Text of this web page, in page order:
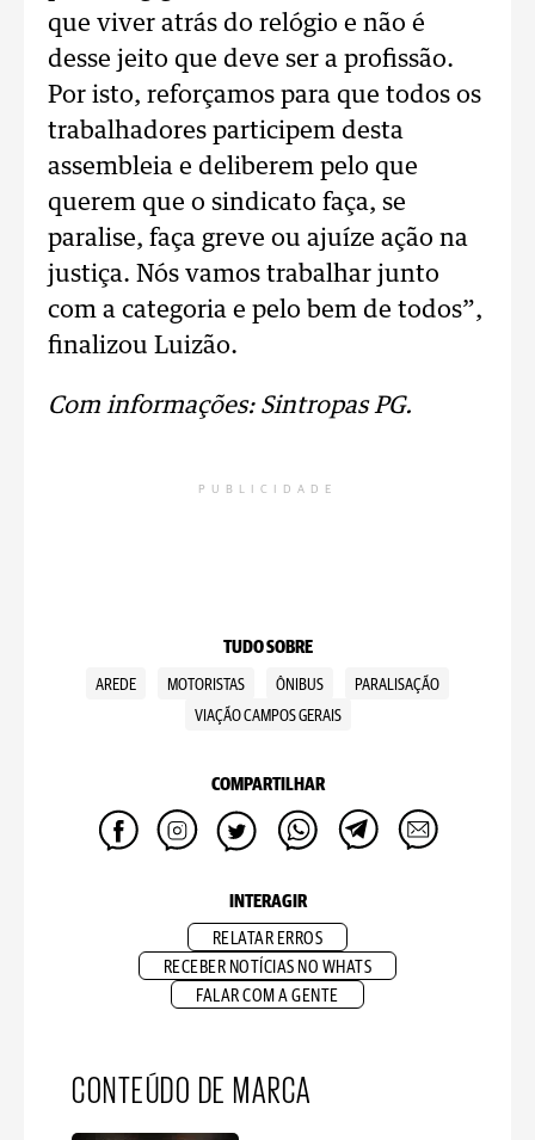
que viver atrás do relógio e não é
desse jeito que deve ser a profissão.
Por isto, reforçamos para que todos os
trabalhadores participem desta
assembleia e deliberem pelo que
querem que o sindicato faça, se
paralise, faça greve ou ajuíze ação na
justiça. Nós vamos trabalhar junto
com a categoria e pelo bem de todos”,
finalizou Luizão.
Com informações: Sintropas PG.
PUBLICIDADE
TUDO SOBRE
AREDE MOTORISTAS ÔNIBUS
PARALISAÇÃO
VIAÇÃO CAMPOS GERAIS
COMPARTILHAR
INTERAGIR
RELATAR ERROS
RECEBER NOTÍCIAS NO WHATS
FALAR COM A GENTE
CONTEÚDO DE MARCA